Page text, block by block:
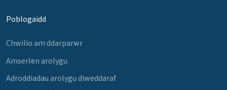
Poblogaidd
Chwilio am ddarparwr
Amserlen arolygu
Adroddiadau arolygu diweddaraf